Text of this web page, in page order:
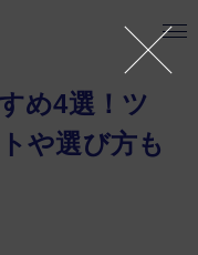
め4選！ツ
や選び方も